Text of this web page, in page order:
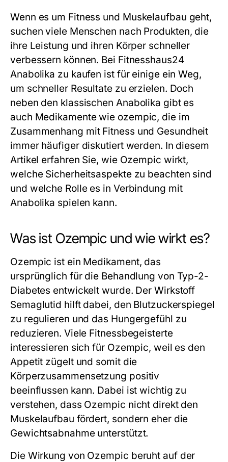
Wenn es um Fitness und Muskelaufbau geht,
suchen viele Menschen nach Produkten, die
ihre Leistung und ihren Körper schneller
verbessern können. Bei Fitnesshaus24
Anabolika zu kaufen ist für einige ein Weg,
um schneller Resultate zu erzielen. Doch
neben den klassischen Anabolika gibt es
auch Medikamente wie ozempic, die im
Zusammenhang mit Fitness und Gesundheit
immer häufiger diskutiert werden. In diesem
Artikel erfahren Sie, wie Ozempic wirkt,
welche Sicherheitsaspekte zu beachten sind
und welche Rolle es in Verbindung mit
Anabolika spielen kann.
Was ist Ozempic und wie wirkt es?
Ozempic ist ein Medikament, das
ursprünglich für die Behandlung von Typ-2-
Diabetes entwickelt wurde. Der Wirkstoff
Semaglutid hilft dabei, den Blutzuckerspiegel
zu regulieren und das Hungergefühl zu
reduzieren. Viele Fitnessbegeisterte
interessieren sich für Ozempic, weil es den
Appetit zügelt und somit die
Körperzusammensetzung positiv
beeinflussen kann. Dabei ist wichtig zu
verstehen, dass Ozempic nicht direkt den
Muskelaufbau fördert, sondern eher die
Gewichtsabnahme unterstützt.
Die Wirkung von Ozempic beruht auf der